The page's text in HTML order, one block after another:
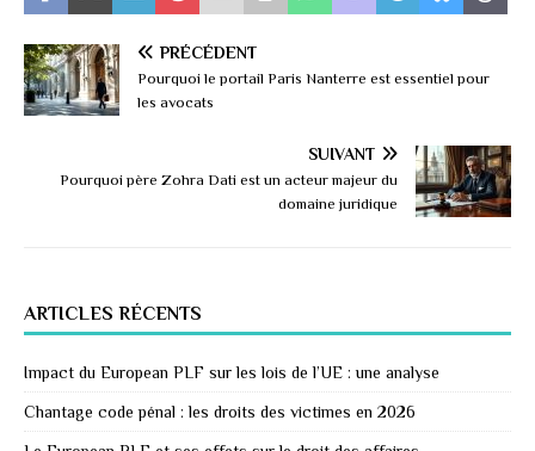
PRÉCÉDENT
Pourquoi le portail Paris Nanterre est essentiel pour
les avocats
SUIVANT
Pourquoi père Zohra Dati est un acteur majeur du
domaine juridique
ARTICLES RÉCENTS
Impact du European PLF sur les lois de l’UE : une analyse
Chantage code pénal : les droits des victimes en 2026